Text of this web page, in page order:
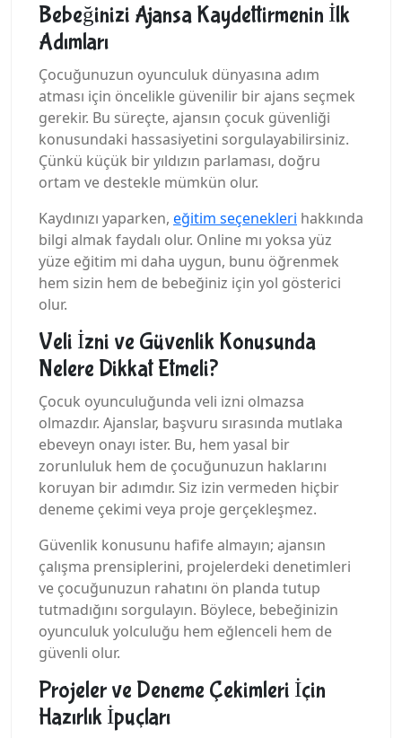
Bebeğinizi Ajansa Kaydettirmenin İlk
Adımları
Çocuğunuzun oyunculuk dünyasına adım
atması için öncelikle güvenilir bir ajans seçmek
gerekir. Bu süreçte, ajansın çocuk güvenliği
konusundaki hassasiyetini sorgulayabilirsiniz.
Çünkü küçük bir yıldızın parlaması, doğru
ortam ve destekle mümkün olur.
Kaydınızı yaparken, eğitim seçenekleri hakkında
bilgi almak faydalı olur. Online mı yoksa yüz
yüze eğitim mi daha uygun, bunu öğrenmek
hem sizin hem de bebeğiniz için yol gösterici
olur.
Veli İzni ve Güvenlik Konusunda
Nelere Dikkat Etmeli?
Çocuk oyunculuğunda veli izni olmazsa
olmazdır. Ajanslar, başvuru sırasında mutlaka
ebeveyn onayı ister. Bu, hem yasal bir
zorunluluk hem de çocuğunuzun haklarını
koruyan bir adımdır. Siz izin vermeden hiçbir
deneme çekimi veya proje gerçekleşmez.
Güvenlik konusunu hafife almayın; ajansın
çalışma prensiplerini, projelerdeki denetimleri
ve çocuğunuzun rahatını ön planda tutup
tutmadığını sorgulayın. Böylece, bebeğinizin
oyunculuk yolculuğu hem eğlenceli hem de
güvenli olur.
Projeler ve Deneme Çekimleri İçin
Hazırlık İpuçları